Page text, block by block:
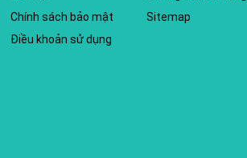
Chính sách bảo mật
Điều khoản sử dụng
Sitemap